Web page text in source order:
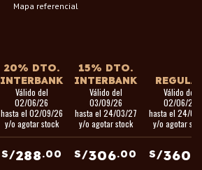
Mapa referencial
20% DTO.
INTERBANK
Válido del
02/06/26
hasta el 02/09/26
y/o agotar stock
15% DTO.
INTERBANK
Válido del
03/09/26
hasta el 24/03/27
y/o agotar stock
Válido del
02/06/26
hasta el 24/
y/o agotar
S/288.00 S/306.00 S/360